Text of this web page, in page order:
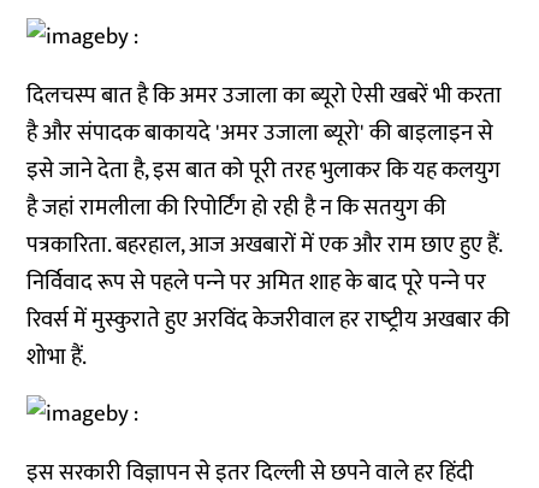
दिलचस्‍प बात है कि अमर उजाला का ब्‍यूरो ऐसी खबरें भी करता
है और संपादक बाकायदे 'अमर उजाला ब्‍यूरो' की बाइलाइन से
इसे जाने देता है, इस बात को पूरी तरह भुलाकर कि यह कलयुग
है जहां रामलीला की रिपोर्टिंग हो रही है न कि सतयुग की
पत्रकारिता. बहरहाल, आज अखबारों में एक और राम छाए हुए हैं.
निर्विवाद रूप से पहले पन्‍ने पर अमित शाह के बाद पूरे पन्‍ने पर
रिवर्स में मुस्‍कुराते हुए अरविंद केजरीवाल हर राष्‍ट्रीय अखबार की
शोभा हैं.
इस सरकारी विज्ञापन से इतर दिल्‍ली से छपने वाले हर हिंदी